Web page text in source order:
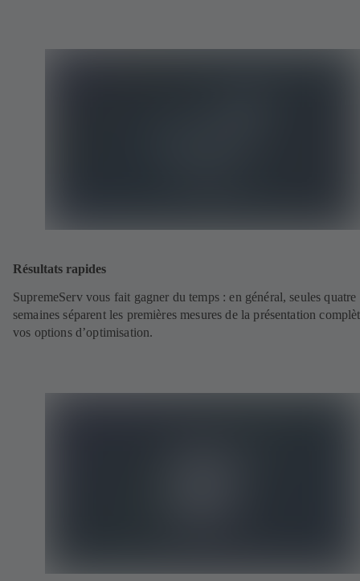
Résultats rapides
SupremeServ vous fait gagner du temps : en général, seules quatre
semaines séparent les premières mesures de la présentation
vos options d’optimisation.